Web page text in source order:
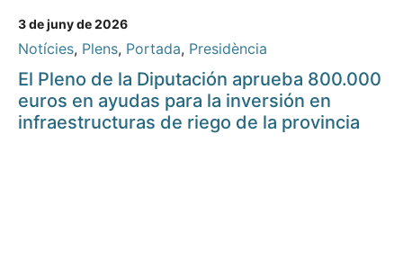
3 de juny de 2026
Notícies, Plens, Portada, Presidència
El Pleno de la Diputación aprueba 800.000
euros en ayudas para la inversión en
infraestructuras de riego de la provincia